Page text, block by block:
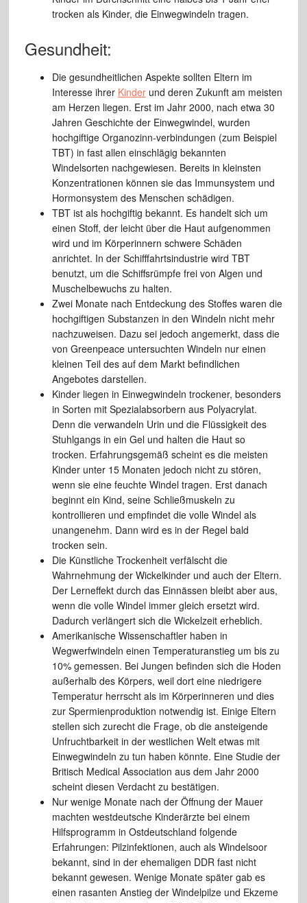
trocken als Kinder, die Einwegwindeln tragen.
Gesundheit:
Die gesundheitlichen Aspekte sollten Eltern im
Interesse ihrer Kinderund deren Zukunft am meisten
am Herzen liegen. Erst im Jahr 2000, nach etwa 30
Jahren Geschichte der Einwegwindel, wurden
hochgiftige Organozinn-verbindungen (zum Beispiel
TBT) in fast allen einschlägig bekannten
Windelsorten nachgewiesen. Bereits in kleinsten
Konzentrationen können sie das Immunsystem und
Hormonsystem des Menschen schädigen.
TBT ist als hochgiftig bekannt. Es handelt sich um
einen Stoff, der leicht über die Haut aufgenommen
wird und im Körperinnern schwere Schäden
anrichtet. In der Schifffahrtsindustrie wird TBT
benutzt, um die Schiffsrümpfe frei von Algen und
Muschelbewuchs zu halten.
Zwei Monate nach Entdeckung des Stoffes waren die
hochgiftigen Substanzen in den Windeln nicht mehr
nachzuweisen. Dazu sei jedoch angemerkt, dass die
von Greenpeace untersuchten Windeln nur einen
kleinen Teil des auf dem Markt befindlichen
Angebotes darstellen.
Kinder liegen in Einwegwindeln trockener, besonders
in Sorten mit Spezialabsorbern aus Polyacrylat.
Denn die verwandeln Urin und die Flüssigkeit des
Stuhlgangs in ein Gel und halten die Haut so
trocken. Erfahrungsgemäß scheint es die meisten
Kinder unter 15 Monaten jedoch nicht zu stören,
wenn sie eine feuchte Windel tragen. Erst danach
beginnt ein Kind, seine Schließmuskeln zu
kontrollieren und empfindet die volle Windel als
unangenehm. Dann wird es in der Regel bald
trocken sein.
Die Künstliche Trockenheit verfälscht die
Wahrnehmung der Wickelkinder und auch der Eltern.
Der Lerneffekt durch das Einnässen bleibt aber aus,
wenn die volle Windel immer gleich ersetzt wird.
Dadurch verlängert sich die Wickelzeit erheblich.
Amerikanische Wissenschaftler haben in
Wegwerfwindeln einen Temperaturanstieg um bis zu
10% gemessen. Bei Jungen befinden sich die Hoden
außerhalb des Körpers, weil dort eine niedrigere
Temperatur herrscht als im Körperinneren und dies
zur Spermienproduktion notwendig ist. Einige Eltern
stellen sich zurecht die Frage, ob die ansteigende
Unfruchtbarkeit in der westlichen Welt etwas mit
Einwegwindeln zu tun haben könnte. Eine Studie der
Britisch Medical Association aus dem Jahr 2000
scheint diesen Verdacht zu bestätigen.
Nur wenige Monate nach der Öffnung der Mauer
machten westdeutsche Kinderärzte bei einem
Hilfsprogramm in Ostdeutschland folgende
Erfahrungen: Pilzinfektionen, auch als Windelsoor
bekannt, sind in der ehemaligen DDR fast nicht
bekannt gewesen. Wenige Monate später gab es
einen rasanten Anstieg der Windelpilze und Ekzeme